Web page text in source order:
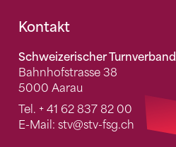
Fusszeile
Kontakt
Schweizerischer Turnverband
Bahnhofstrasse 38
5000 Aarau
Tel. + 41 62 837 82 00
E-Mail: stv@stv-fsg.ch